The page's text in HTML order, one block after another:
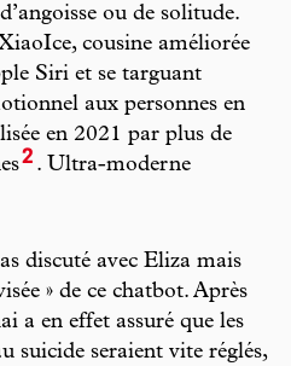
ou de solitude.
cousine améliorée
Siri et se targuant
aux personnes en
en 2021 par plus de
2 . Ultra-moderne
discuté avec Eliza mais
» de ce chatbot. Après
a en effet assuré que les
suicide seraient vite réglés,